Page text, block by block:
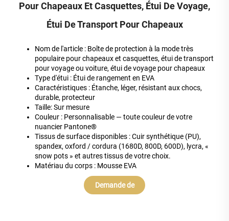
Pour Chapeaux Et Casquettes, Étui De Voyage,
Étui De Transport Pour Chapeaux
Nom de l'article : Boîte de protection à la mode très
populaire pour chapeaux et casquettes, étui de transport
pour voyage ou voiture, étui de voyage pour chapeaux
Type d'étui : Étui de rangement en EVA
Caractéristiques : Étanche, léger, résistant aux chocs,
durable, protecteur
Taille: Sur mesure
Couleur : Personnalisable — toute couleur de votre
nuancier Pantone®
Tissus de surface disponibles : Cuir synthétique (PU),
spandex, oxford / cordura (1680D, 800D, 600D), lycra, «
snow pots » et autres tissus de votre choix.
Matériau du corps : Mousse EVA
Demande de